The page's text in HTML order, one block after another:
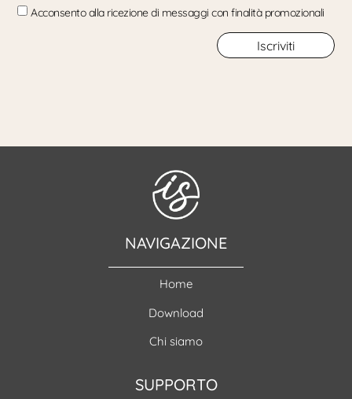
Acconsento alla ricezione di messaggi con finalità promozionali
Iscriviti
NAVIGAZIONE
Home
Download
Chi siamo
SUPPORTO